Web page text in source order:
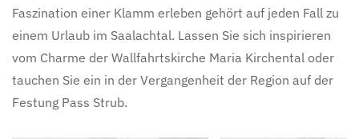
Faszination einer Klamm erleben gehört auf jeden Fall zu
einem Urlaub im Saalachtal. Lassen Sie sich inspirieren
vom Charme der Wallfahrtskirche Maria Kirchental oder
tauchen Sie ein in der Vergangenheit der Region auf der
Festung Pass Strub.